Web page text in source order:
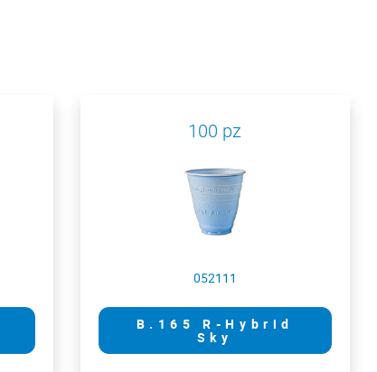
100 pz
052111
B.165 R-Hybrid
Sky